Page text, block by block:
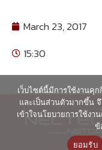
March 23, 2017
15:30
คอ
เว็บไซต์นี้มีการใช้งานคุก
และเป็นส่วนตัวมากขึ้น
เข้าใจนโยบายการใช้ง
ข้
ยอมรับ